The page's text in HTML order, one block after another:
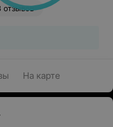
отзывов
На карте